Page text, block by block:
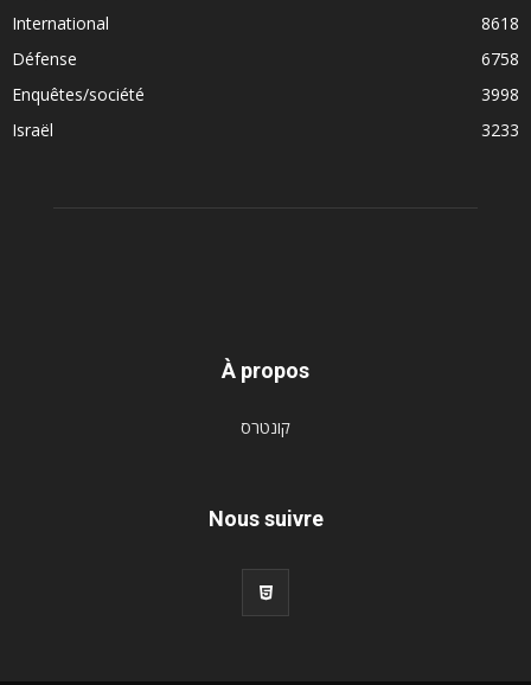
International
8618
Défense
6758
Enquêtes/société
3998
Israël
3233
À propos
קונטרס
Nous suivre